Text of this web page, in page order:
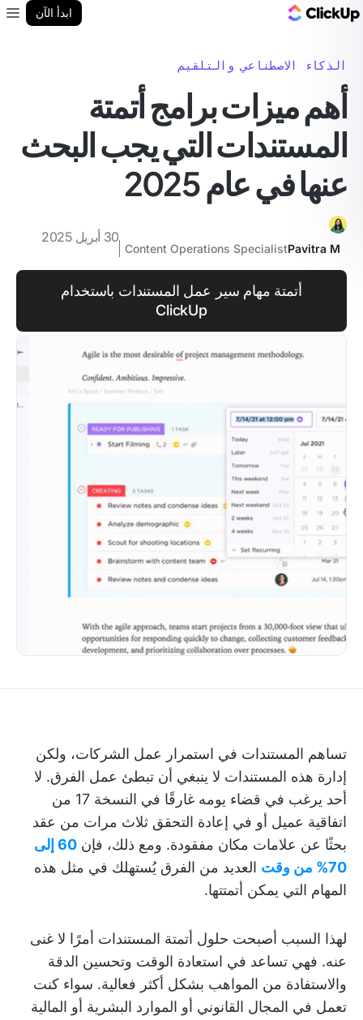
ابدأ الآن
الذكاء الاصطناعي والتلقيم
أهم ميزات برامج أتمتة
المستندات التي يجب البحث
عنها في عام 2025
Pavitra M
Content Operations Specialist
30 أبريل 2025
أتمتة مهام سير عمل المستندات باستخدام
ClickUp
تساهم المستندات في استمرار عمل الشركات، ولكن
إدارة هذه المستندات لا ينبغي أن تبطئ عمل الفرق. لا
أحد يرغب في قضاء يومه غارقًا في النسخة 17 من
اتفاقية عميل أو في إعادة التحقق ثلاث مرات من عقد
بحثًا عن علامات مكان مفقودة. ومع ذلك، فإن
60 إلى
70% من وقت
العديد من الفرق يُستهلك في مثل هذه
المهام التي يمكن أتمتتها.
لهذا السبب أصبحت حلول أتمتة المستندات أمرًا لا غنى
عنه. فهي تساعد في استعادة الوقت وتحسين الدقة
والاستفادة من المواهب بشكل أكثر فعالية. سواء كنت
تعمل في المجال القانوني أو الموارد البشرية أو المالية